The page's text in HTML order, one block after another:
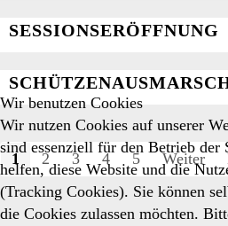
SESSIONSERÖFFNUNG
1 2 3 4 5 Weiter
Wir benutzen Cookies
Wir nutzen Cookies auf unserer
sind essenziell für den Betrieb der
helfen, diese Website und die
(Tracking Cookies). Sie können
die Cookies zulassen möchten.